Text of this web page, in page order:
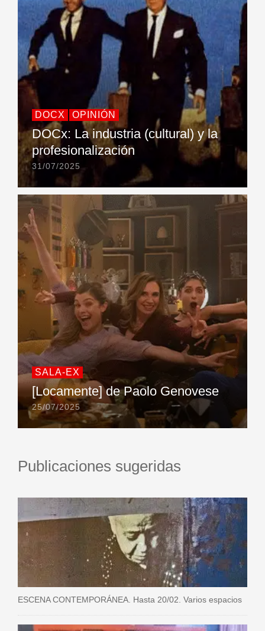
DOCX OPINIÓN
DOCx: La industria (cultural) y la
profesionalización
31/07/2025
SALA-EX
[Locamente] de Paolo Genovese
25/07/2025
Publicaciones sugeridas
ESCENA CONTEMPORÁNEA. Hasta 20/02. Varios espacios